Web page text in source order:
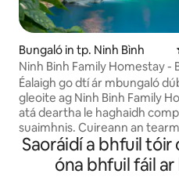
Bungaló in tp. Ninh Bình
Ninh Binh Family Homestay -
Poolside
Éalaigh go dtí ár mbungaló
gleoite ag Ninh Binh Family
atá deartha le haghaidh
suaimhnis. Cuireann an
cluthar seo meascán foirfe de
nua - aimseartha agus de
thraidisiúnta Vítneamach ar
Saoráidí a bhfuil tóir
óna bhfuil fáil